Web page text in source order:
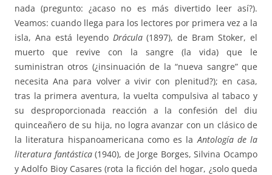
nada (pregunto: ¿acaso no es más divertido leer así?).
Veamos: cuando llega para los lectores por primera vez a la
isla, Ana está leyendo Drácula(1897), de Bram Stoker, el
muerto que revive con la sangre (la vida) que le
suministran otros (¿insinuación de la “nueva sangre” que
necesita Ana para volver a vivir con plenitud?); en casa,
tras la primera aventura, la vuelta compulsiva al tabaco y
su desproporcionada reacción a la confesión del diu
quinceañero de su hija, no logra avanzar con un clásico de
la literatura hispanoamericana como es laAntología de la
literatura fantástica(1940), de Jorge Borges, Silvina Ocampo
y Adolfo Bioy Casares (rota la ficción del hogar, ¿solo queda